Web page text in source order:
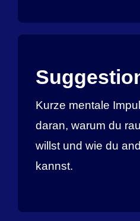
Kurze mentale
daran, warum du
willst und wie du
kannst.